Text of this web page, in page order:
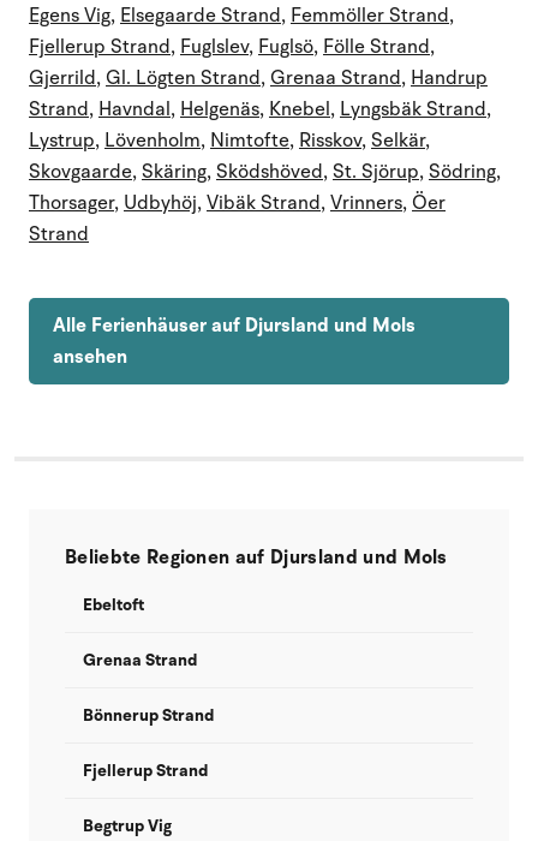
Egens Vig, Elsegaarde Strand, Femmöller Strand,
Fjellerup Strand, Fuglslev, Fuglsö, Fölle Strand,
Gjerrild, Gl. Lögten Strand, Grenaa Strand, Handrup
Strand, Havndal, Helgenäs, Knebel, Lyngsbäk Strand,
Lystrup, Lövenholm, Nimtofte, Risskov,Selkär,
Skovgaarde,Skäring,Sködshöved,St. Sjörup,Södring,
Thorsager, Udbyhöj,Vibäk Strand,Vrinners, Öer
Strand
Alle Ferienhäuser auf Djursland und Mols
ansehen
Beliebte Regionen auf Djursland und Mols
Ebeltoft
Grenaa Strand
Bönnerup Strand
Fjellerup Strand
Begtrup Vig